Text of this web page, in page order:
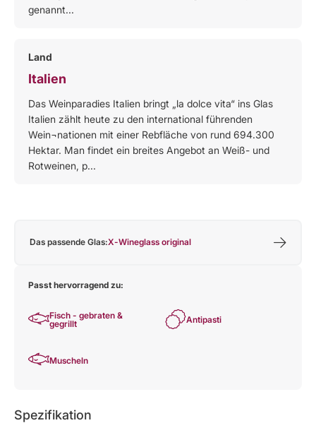
genannt...
Land
Italien
Das Weinparadies Italien bringt „la dolce vita“ ins Glas
Italien zählt heute zu den international führenden
Wein¬nationen mit einer Rebfläche von rund 694.300
Hektar. Man findet ein breites Angebot an Weiß- und
Rotweinen, p...
Das passende Glas:X-Wineglass original
Passt hervorragend zu:
Fisch - gebraten &
gegrillt
Antipasti
Muscheln
Spezifikation